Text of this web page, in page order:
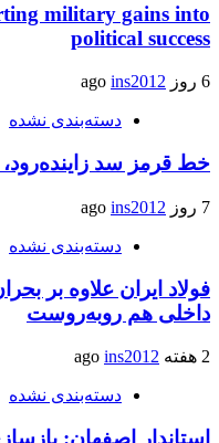
military gains into
political success
6 روز ago ins2012
دسته‌بندی نشده
خط قرمز سد زاینده‌رود، ۲۳۶ میلیون مترمکعب است
7 روز ago ins2012
دسته‌بندی نشده
فولاد ایران علاوه بر
داخلی هم روبه‌روست
2 هفته ago ins2012
دسته‌بندی نشده
استاندار اصفهان: